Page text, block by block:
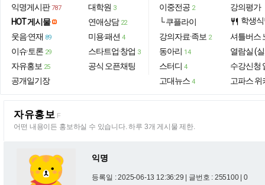
익명게시판 787
HOT 게시물
웃음·연재 89
이슈·토론 29
자유홍보 25
공개일기장
대학원 3
연애상담 22
미용·패션 4
스타트업·창업 3
공식 오픈채팅
이중전공 2
└ 쿠플라이
강의자료·족보 2
동아리 14
스터디 4
고대뉴스 4
강의평가
restaurant 학생
셔틀버스
열람실 (
수강신청
고파스 위
자유홍보 F
어떤 내용이든 홍보하실 수 있습니다. 하루 3개 게시물 제한.
익명
등록일 : 2025-06-13 12:36:29 | 글번호 : 255100 | 0